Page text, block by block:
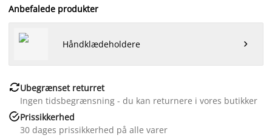
Anbefalede produkter
Håndklædeholdere 
Ubegrænset returret
Ingen tidsbegrænsning - du kan returnere i vores butikker
Prissikkerhed
30 dages prissikkerhed på alle varer